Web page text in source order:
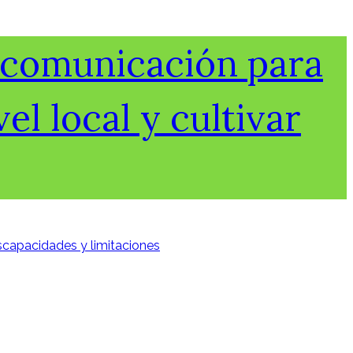
para
local y cultivar
y limitaciones